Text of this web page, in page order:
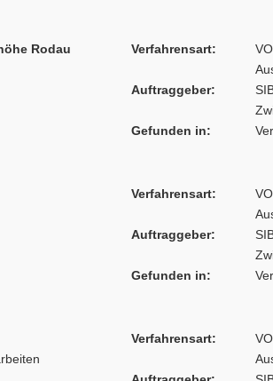
Rodau
Verfahrensart:
Auftraggeber:
Gefunden in:
Verfahrensart:
Auftraggeber:
Gefunden in:
Verfahrensart: